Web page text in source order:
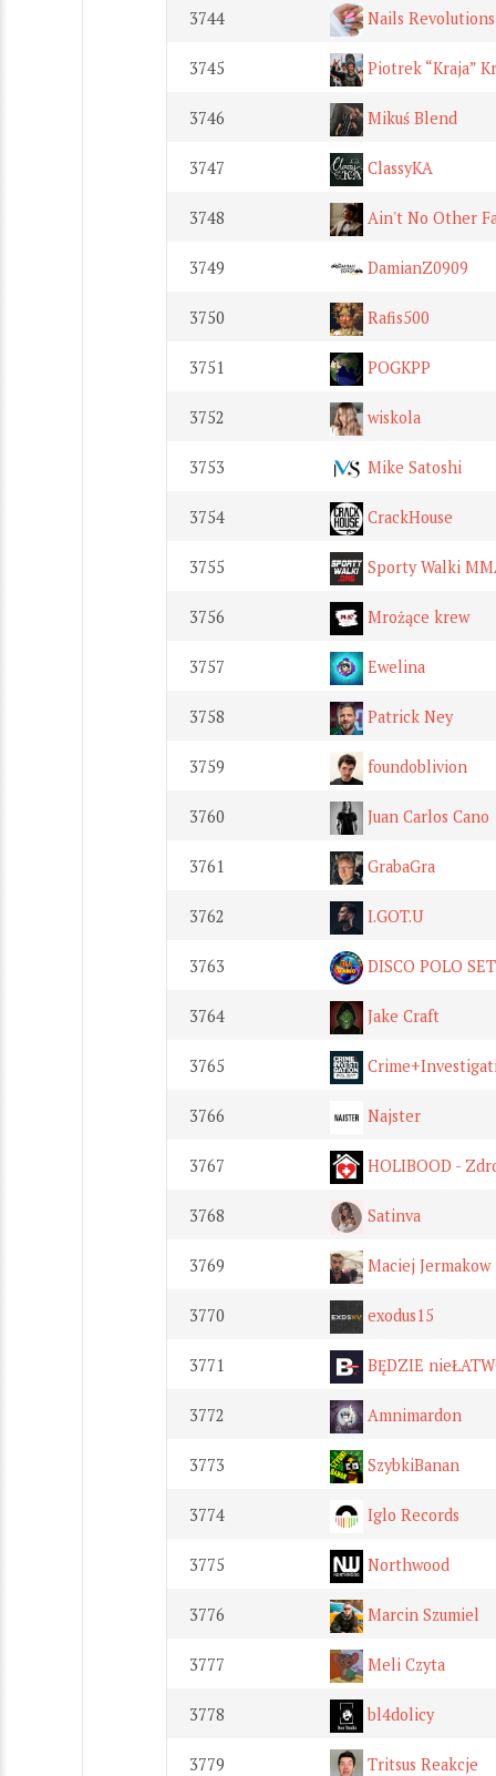
3744 Nails Revolutions
3745 Piotrek “Kraja”
3746 Mikuś Blend
3747 ClassyKA
3748 Ain't No Other
3749 DamianZ0909
3750 Rafis500
3751 POGKPP
3752 wiskola
3753 Mike Satoshi
3754 CrackHouse
3755 Sporty Walki
3756 Mrożące krew
3757 Ewelina
3758 Patrick Ney
3759 foundoblivion
3760 Juan Carlos Cano
3761 GrabaGra
3762 I.GOT.U
3763 DISCO POLO
3764 Jake Craft
3765
3766 Najster
3767 HOLIBOOD -
3768 Satinva
3769 Maciej Jermakow
3770 exodus15
3771 BĘDZIE
3772 Amnimardon
3773 SzybkiBanan
3774 Iglo Records
3775 Northwood
3776 Marcin Szumiel
3777 Meli Czyta
3778 bl4dolicy
3779 Tritsus Reakcje